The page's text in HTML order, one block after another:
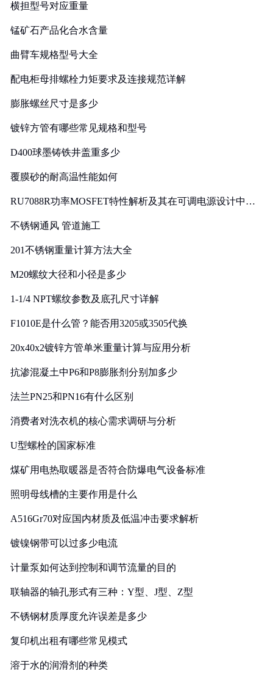
横担型号对应重量
锰矿石产品化合水含量
曲臂车规格型号大全
配电柜母排螺栓力矩要求及连接规范详解
膨胀螺丝尺寸是多少
镀锌方管有哪些常见规格和型号
D400球墨铸铁井盖重多少
覆膜砂的耐高温性能如何
RU7088R功率MOSFET特性解析及其在可调电源设计中的
不锈钢通风 管道施工
201不锈钢重量计算方法大全
M20螺纹大径和小径是多少
1-1/4 NPT螺纹参数及底孔尺寸详解
F1010E是什么管？能否用3205或3505代换
20x40x2镀锌方管单米重量计算与应用分析
抗渗混凝土中P6和P8膨胀剂分别加多少
法兰PN25和PN16有什么区别
消费者对洗衣机的核心需求调研与分析
U型螺栓的国家标准
煤矿用电热取暖器是否符合防爆电气设备标准
照明母线槽的主要作用是什么
A516Gr70对应国内材质及低温冲击要求解析
镀镍钢带可以过多少电流
计量泵如何达到控制和调节流量的目的
联轴器的轴孔形式有三种：Y型、J型、Z型
不锈钢材质厚度允许误差是多少
复印机出租有哪些常见模式
溶于水的润滑剂的种类